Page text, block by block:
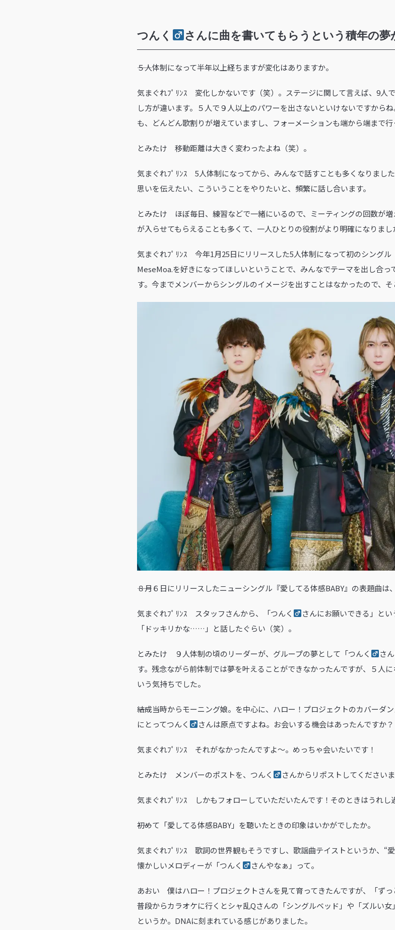
つんく さんに曲を書いてもらうという積年の夢
――５人体制になって半年以上経ちますが変化はありますか。
気まぐれﾌﾟﾘﾝｽ 変化しかないです（笑）。ステージに関して言えば、9人
し方が違います。５人で９人以上のパワーを出さないといけないですから
も、どんどん歌割りが増えていますし、フォーメーションも端から端まで行
とみたけ 移動距離は大きく変わったよね（笑）。
気まぐれﾌﾟﾘﾝｽ 5人体制になってから、みんなで話すことも多くなりまし
思いを伝えたい、こういうことをやりたいと、頻繁に話し合います。
とみたけ ほぼ毎日、練習などで一緒にいるので、ミーティングの回数が
が入らせてもらえることも多くて、一人ひとりの役割がより明確になりまし
気まぐれﾌﾟﾘﾝｽ 今年1月25日にリリースした5人体制になって初のシング
MeseMoa.を好きになってほしいということで、みんなでテーマを出し合っ
す。今までメンバーからシングルのイメージを出すことはなかったので、そ
――８月６日にリリースしたニューシングル『愛してる体感BABY』の表題曲は
気まぐれﾌﾟﾘﾝｽ スタッフさんから、「つんく
さんにお願いできる」と
「ドッキリかな……」と話したぐらい（笑）。
とみたけ ９人体制の頃のリーダーが、グループの夢として「つんく
さ
す。残念ながら前体制では夢を叶えることができなかったんですが、５人
いう気持ちでした。
――結成当時からモーニング娘。を中心に、ハロー！プロジェクトのカバーダ
にとってつんく
さんは原点ですよね。お会いする機会はあったんですか？
気まぐれﾌﾟﾘﾝｽ それがなかったんですよ～。めっちゃ会いたいです！
とみたけ メンバーのポストを、つんく さんからリポストしてくださいま
気まぐれﾌﾟﾘﾝｽ しかもフォローしていただいたんです！そのときはうれし
――初めて「愛してる体感BABY」を聴いたときの印象はいかがでしたか。
気まぐれﾌﾟﾘﾝｽ 歌詞の世界観もそうですし、歌謡曲テイストというか、“
懐かしいメロディーが「つんく
さんやなぁ」って。
あおい 僕はハロー！プロジェクトさんを見て育ってきたんですが、「ずっ
普段からカラオケに行くとシャ乱Qさんの「シングルベッド」や「ズルい
というか。DNAに刻まれている感じがありました。